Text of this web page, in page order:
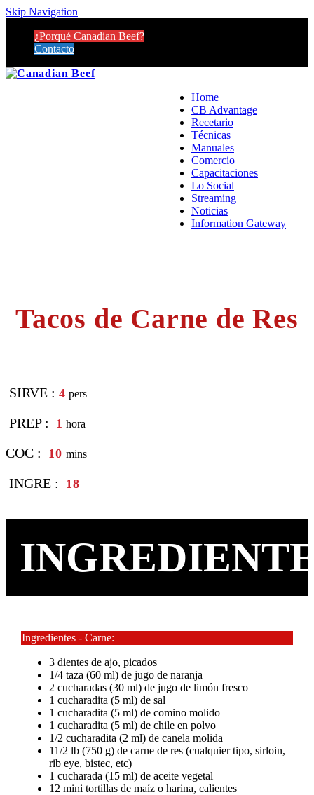
Skip Navigation
¿Porqué Canadian Beef?
Contacto
Home
CB Advantage
Recetario
Técnicas
Manuales
Comercio
Capacitaciones
Lo Social
Streaming
Noticias
Information Gateway
Tacos de Carne de Res
SIRVE : 4 pers
PREP : 1 hora
COC : 10mins
INGRE : 18
Ingredientes - Carne:
3 dientes de ajo, picados
1/4 taza (60 ml) de jugo de naranja
2 cucharadas (30 ml) de jugo de limón fresco
1 cucharadita (5 ml) de sal
1 cucharadita (5 ml) de comino molido
1 cucharadita (5 ml) de chile en polvo
1/2 cucharadita (2 ml) de canela molida
11/2 lb (750 g) de carne de res (cualquier tipo, sirloin,
rib eye, bistec, etc)
1 cucharada (15 ml) de aceite vegetal
12 mini tortillas de maíz o harina, calientes